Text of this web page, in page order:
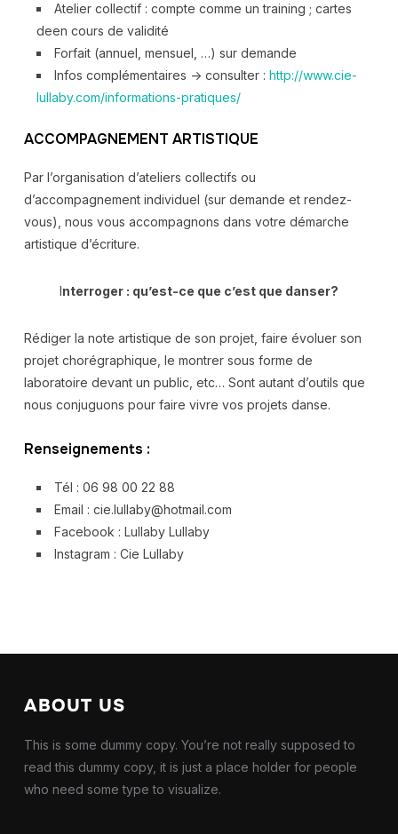
Atelier collectif : compte comme un training ; cartes
deen cours de validité
Forfait (annuel, mensuel, …) sur demande
Infos complémentaires -> consulter : http://www.cie-
lullaby.com/informations-pratiques/
ACCOMPAGNEMENT ARTISTIQUE
Par l’organisation d’ateliers collectifs ou
d’accompagnement individuel (sur demande et rendez-
vous), nous vous accompagnons dans votre démarche
artistique d’écriture.
Interroger : qu’est-ce que c’est que danser?
Rédiger la note artistique de son projet, faire évoluer son
projet chorégraphique, le montrer sous forme de
laboratoire devant un public, etc… Sont autant d’outils que
nous conjuguons pour faire vivre vos projets danse.
Renseignements :
Tél : 06 98 00 22 88
Email : cie.lullaby@hotmail.com
Facebook : Lullaby Lullaby
Instagram : Cie Lullaby
ABOUT US
This is some dummy copy. You’re not really supposed to
read this dummy copy, it is just a place holder for people
who need some type to visualize.